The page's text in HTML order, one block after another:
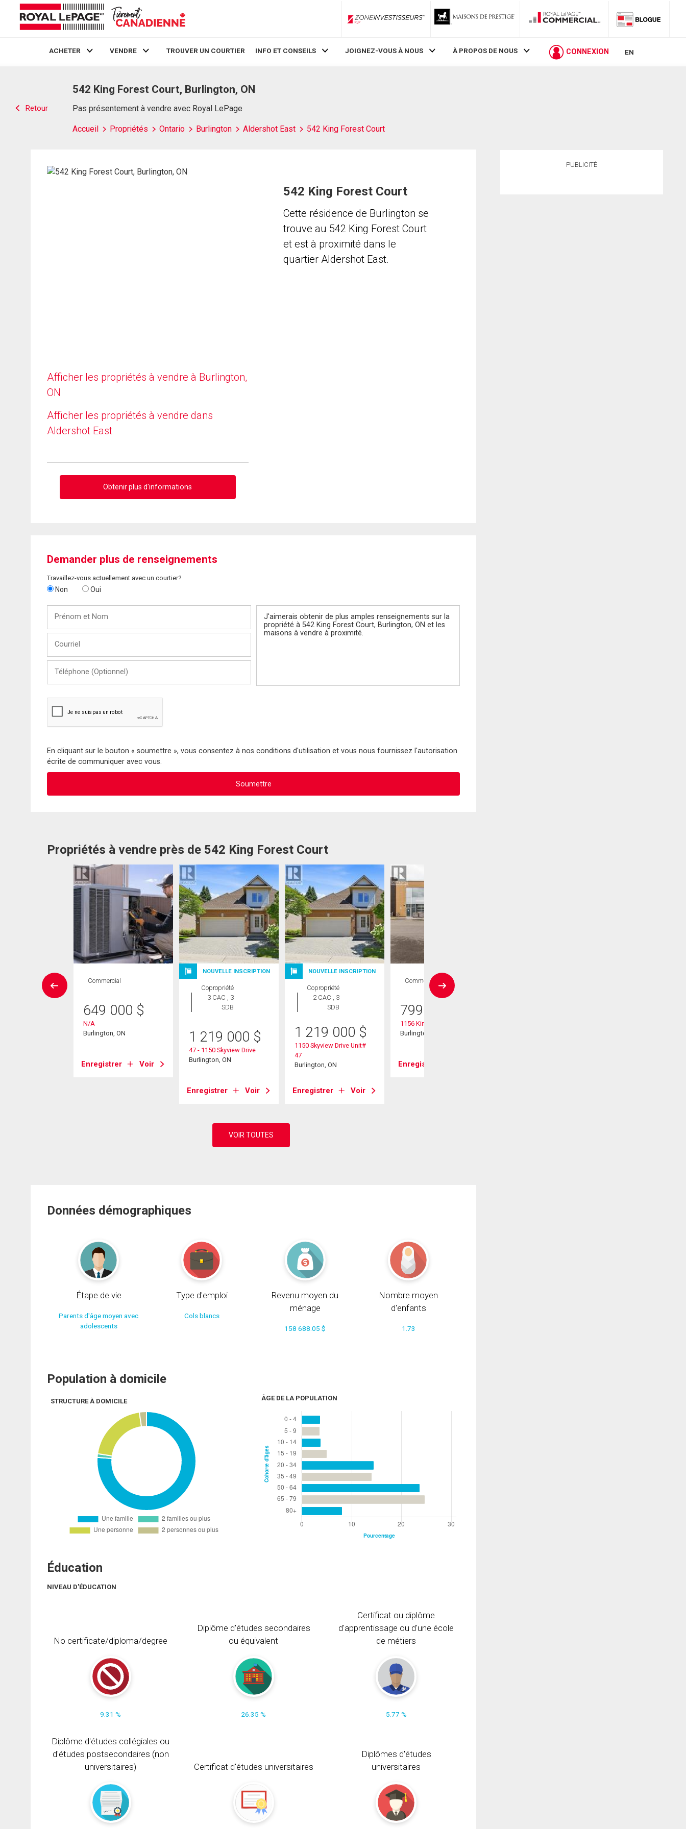
ZoneInvestisseurs RLP
ACHETER VENDRE TROUVER UN COURTIER INFO ET CONSEILS JOIGNEZ-VOUS À NOUS À PROPOS DE NOUS CONNEXION EN
Retour
542 King Forest Court, Burlington, ON
Pas présentement à vendre avec Royal LePage
Accueil Propriétés Ontario Burlington Aldershot East 542 King Forest Court
Afficher les propriétés à vendre à Burlington,
ON
Afficher les propriétés à vendre dans
Aldershot East
Obtenir plus d'informations
542 King Forest Court
Cette résidence de Burlington se
trouve au 542 King Forest Court
et est à proximité dans le
quartier Aldershot East.
Demander plus de renseignements
Travaillez-vous actuellement avec un courtier?
Non Oui
Nom
(Optionnel)
En cliquant sur le bouton « soumettre », vous consentez à nos conditions d'utilisation et vous nous fournissez l'autorisation
écrite de communiquer avec vous.
Propriétés à vendre près de 542 King Forest Court
Commercial
649 000 $
N/A
Burlington, ON
Enregistrer Voir
NOUVELLE INSCRIPTION
Copropriété
3 CAC , 3
SDB
1 219 000 $
47 - 1150 Skyview Drive
Burlington, ON
Enregistrer Voir
NOUVELLE INSCRIPTION
Copropriété
2 CAC , 3
SDB
1 219 000 $
1150 Skyview Drive Unit#
47
Burlington, ON
Enregistrer Voir
Commercial
799 000
1156 King Road Unit# 29
Burlington, ON
Enregistrer
Données démographiques
Étape de vie
Parents d'âge moyen avec
adolescents
Type d'emploi
Cols blancs
Revenu moyen du
ménage
158 688.05 $
Nombre moyen
d'enfants
1.73
Population à domicile
STRUCTURE À DOMICILE ÂGE DE LA POPULATION
Éducation
NIVEAU D'ÉDUCATION
No certificate/diploma/degree
9.31 %
Diplôme d'études secondaires
ou équivalent
26.35 %
Certificat ou diplôme
d'apprentissage ou d'une école
de métiers
5.77 %
Diplôme d'études collégiales ou
d'études postsecondaires (non
universitaires)
Certificat d'études universitaires
Diplômes d'études
universitaires
PUBLICITÉ